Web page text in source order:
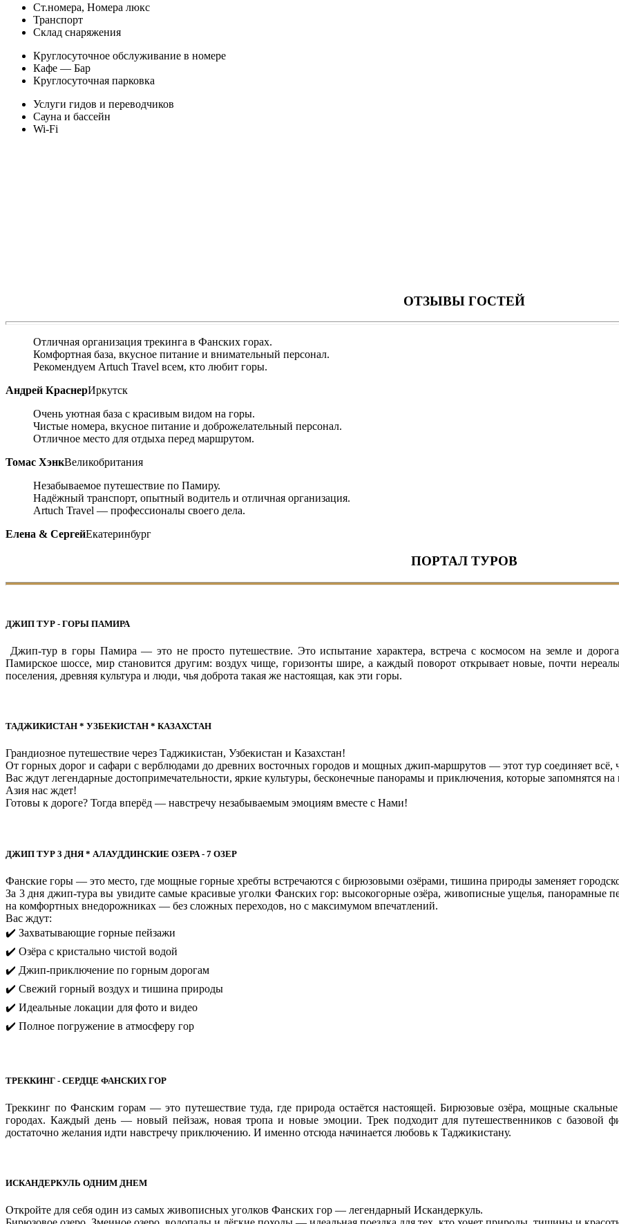
Ст.номера, Номера люкс
Транспорт
Склад снаряжения
Круглосуточное обслуживание в номере
Кафе — Бар
Круглосуточная парковка
Услуги гидов и переводчиков
Сауна и бассейн
Wi-Fi
ОТЗЫВЫ ГОСТЕЙ
Отличная организация трекинга в Фанских горах.
Комфортная база, вкусное питание и внимательный персонал.
Рекомендуем Artuch Travel всем, кто любит горы.
Андрей КраснерИркутск
Очень уютная база с красивым видом на горы.
Чистые номера, вкусное питание и доброжелательный персонал.
Отличное место для отдыха перед маршрутом.
Томас ХэнкВеликобритания
Незабываемое путешествие по Памиру.
Надёжный транспорт, опытный водитель и отличная организация.
Artuch Travel — профессионалы своего дела.
Елена & СергейЕкатеринбург
ПОРТАЛ ТУРОВ
ДЖИП ТУР - ГОРЫ ПАМИРА
Джип-тур в горы Памира — это не просто путешествие. Это испытание характера, встреча с космосом на земле и
Памирское шоссе, мир становится другим: воздух чище, горизонты шире, а каждый поворот открывает новые, почти
поселения, древняя культура и люди, чья доброта такая же настоящая, как эти горы.
ТАДЖИКИСТАН * УЗБЕКИСТАН * КАЗАХСТАН
Грандиозное путешествие через Таджикистан, Узбекистан и Казахстан!
От горных дорог и сафари с верблюдами до древних восточных городов и мощных джип-маршрутов — этот тур соединяет
Вас ждут легендарные достопримечательности, яркие культуры, бесконечные панорамы и приключения, которые запомнятся
Азия нас ждет!
Готовы к дороге? Тогда вперёд — навстречу незабываемым эмоциям вместе с Нами!
ДЖИП ТУР 3 ДНЯ * АЛАУДДИНСКИЕ ОЗЕРА - 7 ОЗЕР
Фанские горы — это место, где мощные горные хребты встречаются с бирюзовыми озёрами, тишина природы заменяет
За 3 дня джип-тура вы увидите самые красивые уголки Фанских гор: высокогорные озёра, живописные ущелья, панорамные
на комфортных внедорожниках — без сложных переходов, но с максимумом впечатлений.
Вас ждут:
✔️ Захватывающие горные пейзажи
✔️ Озёра с кристально чистой водой
✔️ Джип-приключение по горным дорогам
✔️ Свежий горный воздух и тишина природы
✔️ Идеальные локации для фото и видео
✔️ Полное погружение в атмосферу гор
ТРЕККИНГ - СЕРДЦЕ ФАНСКИХ ГОР
Треккинг по Фанским горам — это путешествие туда, где природа остаётся настоящей. Бирюзовые озёра, мощные
городах. Каждый день — новый пейзаж, новая тропа и новые эмоции. Трек подходит для путешественников с базовой
достаточно желания идти навстречу приключению. И именно отсюда начинается любовь к Таджикистану.
ИСКАНДЕРКУЛЬ ОДНИМ ДНЕМ
Откройте для себя один из самых живописных уголков Фанских гор — легендарный Искандеркуль.